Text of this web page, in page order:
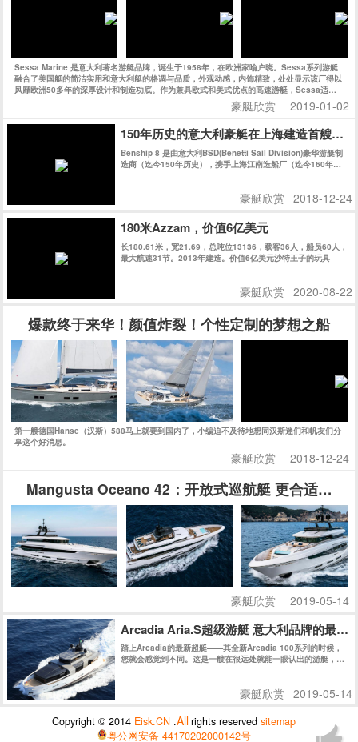
Sessa Marine 是意大利著名游艇品牌，诞生于1958年，在欧洲家喻户晓。Sessa系列游艇
融合了美国艇的简洁实用和意大利艇的格调与品质，外观动感，内饰精致，处处显示该厂得以
风靡欧洲50多年的深厚设计和制造功底。作为兼具欧式和美式优点的高速游艇，Sessa适合
追求狂野而精致的海上生活的新一代人士。今天的Sessa每年生产上千艘船艇，可谓是持续、
豪艇欣赏 2019-01-02
150年历史的意大利豪艇在上海建造首艘游
Benship 8 是由意大利BSD(Benetti Sail Division)豪华游艇制
造商（迄今150年历史），携手上海江南造船厂（迄今160年历
豪艇欣赏 2018-12-24
180米Azzam，价值6亿美元
长180.61米，宽21.69，总吨位13136，载客36人，船员60人，
最大航速31节。2013年建造。价值6亿美元沙特王子的玩具
豪艇欣赏 2020-08-22
爆款终于来华！颜值炸裂！个性定制的梦想之船
第一艘德国Hanse（汉斯）588马上就要到国内了，小编迫不及待地想同汉斯迷们和帆友们分
享这个好消息。
豪艇欣赏 2018-12-24
Mangusta Oceano 42：开放式巡航艇 更合适家庭
豪艇欣赏 2019-05-14
Arcadia Aria.S超级游艇 意大利品牌的最新
踏上Arcadia的最新超艇——其全新Arcadia 100系列的时候，
您就会感觉到不同。这是一艘在很远处就能一眼认出的游艇，即
豪艇欣赏 2019-05-14
Copyright © 2014 Eisk.CN .Allrights reservedsitemap
粤公网安备 44170202000142号